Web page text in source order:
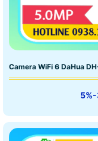
Camera WiFi 6 DaHua